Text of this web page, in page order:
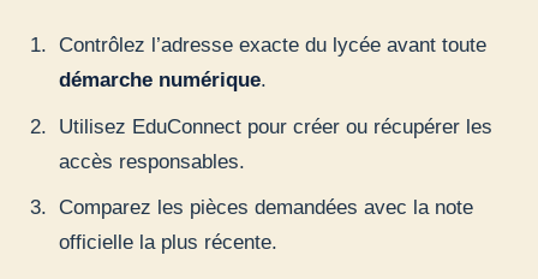
Contrôlez l’adresse exacte du lycée avant toute
démarche numérique.
Utilisez EduConnect pour créer ou récupérer les
accès responsables.
Comparez les pièces demandées avec la note
officielle la plus récente.